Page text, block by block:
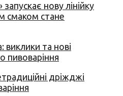
нову лінійку
смаком стане
та нові
пивоваріння
дріжджі